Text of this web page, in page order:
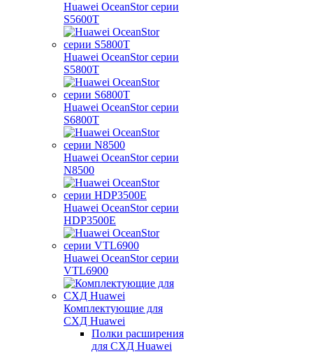
Huawei OceanStor серии
S5600T
Huawei OceanStor серии
S5800T
Huawei OceanStor серии
S6800T
Huawei OceanStor серии
N8500
Huawei OceanStor серии
HDP3500E
Huawei OceanStor серии
VTL6900
Комплектующие для
СХД Huawei
Полки расширения
для СХД Huawei